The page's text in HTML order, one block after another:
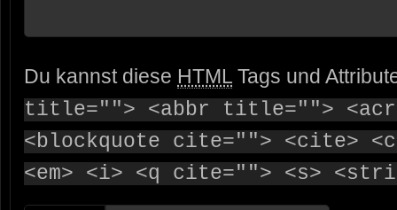
Du kannst diese HTML Tags und
title=""> <abbr title="">
<blockquote cite=""> <cite>
<em> <i> <q cite=""> <s>